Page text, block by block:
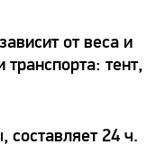
от веса и
тент,
24 ч.